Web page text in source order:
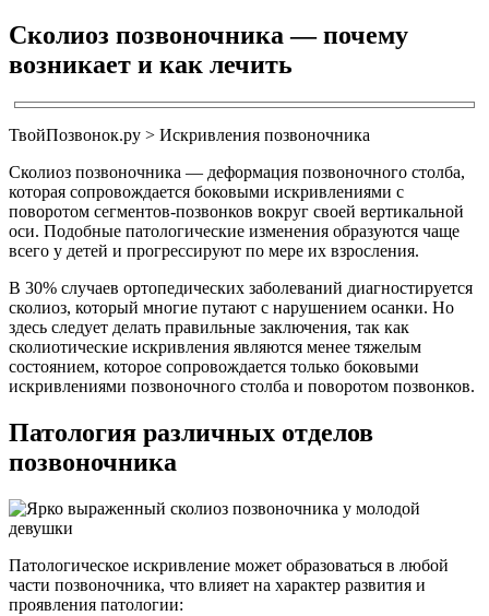
Сколиоз позвоночника — почему
возникает и как лечить
ТвойПозвонок.ру > Искривления позвоночника
Сколиоз позвоночника — деформация позвоночного столба,
которая сопровождается боковыми искривлениями с
поворотом сегментов-позвонков вокруг своей вертикальной
оси. Подобные патологические изменения образуются чаще
всего у детей и прогрессируют по мере их взросления.
В 30% случаев ортопедических заболеваний диагностируется
сколиоз, который многие путают с нарушением осанки. Но
здесь следует делать правильные заключения, так как
сколиотические искривления являются менее тяжелым
состоянием, которое сопровождается только боковыми
искривлениями позвоночного столба и поворотом позвонков.
Патология различных отделов
позвоночника
Патологическое искривление может образоваться в любой
части позвоночника, что влияет на характер развития и
проявления патологии: